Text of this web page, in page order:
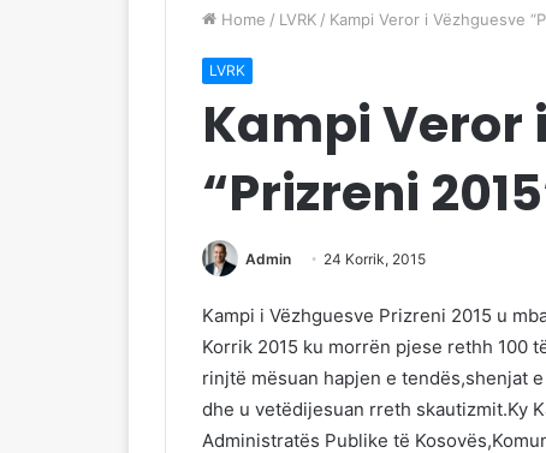
Home / LVRK / Kampi Veror i Vëzhguesve
LVRK
Kampi Veror
“Prizreni
Admin 24 Korrik, 2015
Kampi i Vëzhguesve Prizreni 2015 u
Korrik 2015 ku morrën pjese rethh 100
rinjtë mësuan hapjen e tendës,shenjat
dhe u vetëdijesuan rreth skautizmit.Ky
Administratës Publike të